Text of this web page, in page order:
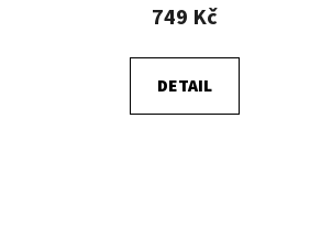
749 Kč
DETAIL